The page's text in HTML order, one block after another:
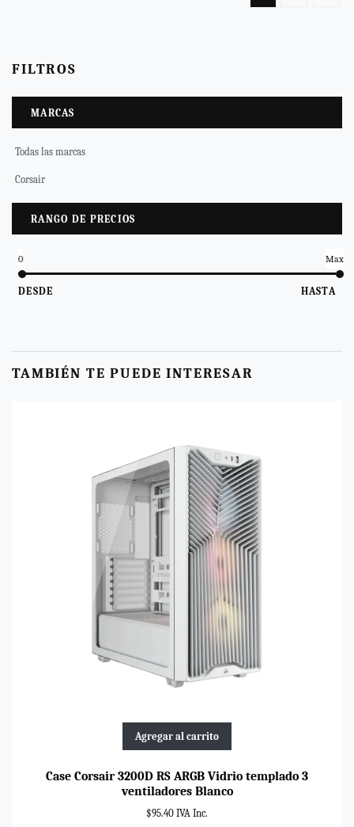
FILTROS
MARCAS
Todas las marcas
Corsair
RANGO DE PRECIOS
0 Max
DESDE HASTA
TAMBIÉN TE PUEDE INTERESAR
Agregar al carrito
Case Corsair 3200D RS ARGB Vidrio templado 3
ventiladores Blanco
$95.40 IVA Inc.